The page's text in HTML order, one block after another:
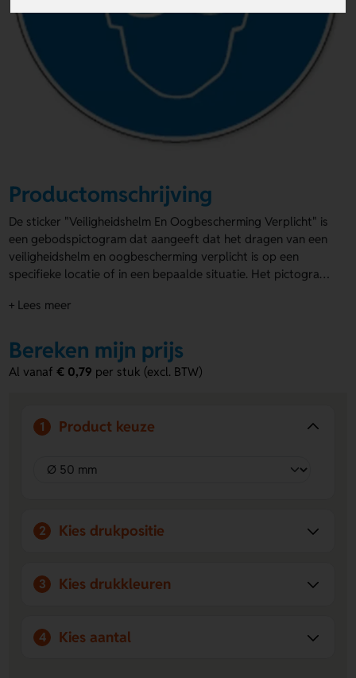
Productomschrijving
De sticker "Veiligheidshelm En Oogbescherming Verplicht" is
een gebodspictogram dat aangeeft dat het dragen van een
veiligheidshelm en oogbescherming verplicht is op een
specifieke locatie of in een bepaalde situatie. Het pictogram
mm, Ø 100 mm, Ø 150 mm en Ø 200 mm, zodat het geschikt
duidelijk gecommuniceerd dat het naleven van de
veiligheidsvoorschriften essentieel is voor de veiligheid van
iedereen die zich op de betreffende locatie bevindt. De
herinnering aan het belang van het dragen van de juiste
Oogbescherming Verplicht" sticker zorg je voor een veilige
Wij zijn de marktleider in Nederland dankzij ons grootste
tevreden klanten. Daarnaast bieden wij een webshop met
maken.
+ Lees meer
Bereken mijn prijs
Al vanaf€ 0,79 per stuk (excl. BTW)
1 Product keuze
2 Kies drukpositie
3 Kies drukkleuren
4 Kies aantal